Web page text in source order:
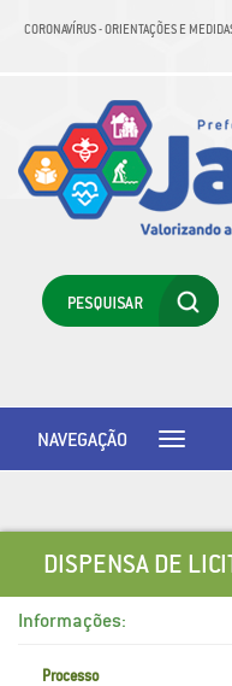
CORONAVÍRUS - ORIENTAÇÕES E
Toggle
NAVEGAÇÃO
DISPENSA DE
Informações:
Processo